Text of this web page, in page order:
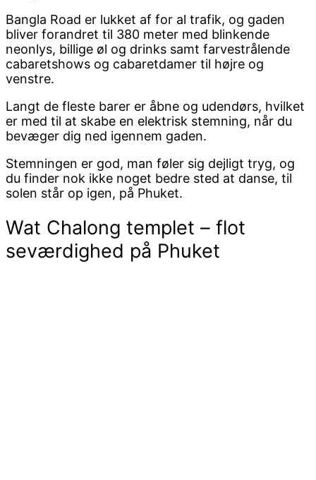
Bangla Road er lukket af for al trafik, og gaden
bliver forandret til 380 meter med blinkende
neonlys, billige øl og drinks samt farvestrålende
cabaretshows og cabaretdamer til højre og
venstre.
Langt de fleste barer er åbne og udendørs, hvilket
er med til at skabe en elektrisk stemning, når du
bevæger dig ned igennem gaden.
Stemningen er god, man føler sig dejligt tryg, og
du finder nok ikke noget bedre sted at danse, til
solen står op igen, på Phuket.
Wat Chalong templet – flot
seværdighed på Phuket